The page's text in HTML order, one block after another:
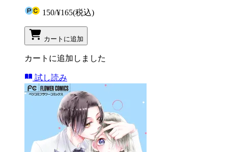
150/¥165(税込)
カートに追加
カートに追加しました
試し読み